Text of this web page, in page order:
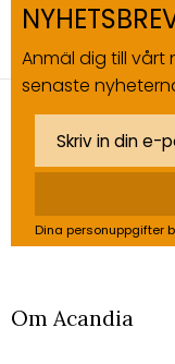
Anmäl dig till
senaste
Dina personuppgifter
Om Acandia